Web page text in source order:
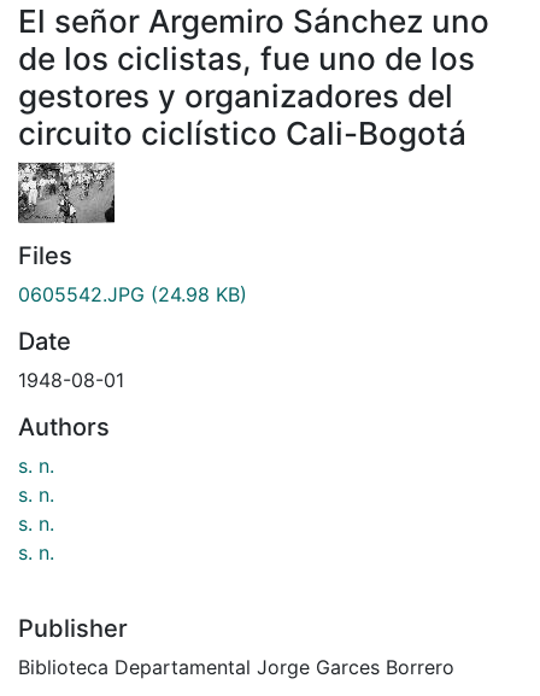
El señor Argemiro Sánchez uno
de los ciclistas, fue uno de los
gestores y organizadores del
circuito ciclístico Cali-Bogotá
Files
0605542.JPG (24.98 KB)
Date
1948-08-01
Authors
s. n.
s. n.
s. n.
s. n.
Publisher
Biblioteca Departamental Jorge Garces Borrero